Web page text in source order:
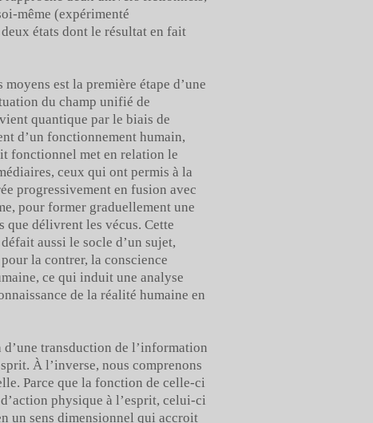
même (expérimenté
états dont le résultat en fait
est la première étape d’une
du champ unifié de
quantique par le biais de
d’un fonctionnement humain,
fonctionnel met en relation le
ceux qui ont permis à la
progressivement en fusion avec
pour former graduellement une
délivrent les vécus. Cette
aussi le socle d’un sujet,
la contrer, la conscience
ce qui induit une analyse
de la réalité humaine en
transduction de l’information
À l’inverse, nous comprenons
Parce que la fonction de celle-ci
physique à l’esprit, celui-ci
un sens dimensionnel qui accroit